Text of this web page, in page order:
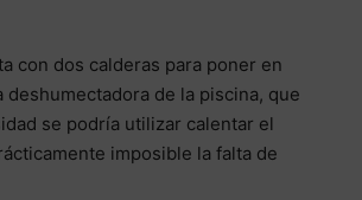
con dos calderas para poner en
de la piscina, que
se podría utilizar calentar el
imposible la falta de